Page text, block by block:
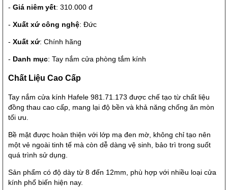
- Giá niêm yết: 310.000 đ
- Xuất xứ công nghệ: Đức
- Xuất xứ: Chính hãng
- Danh mục: Tay nắm cửa phòng tắm kính
Chất Liệu Cao Cấp
Tay nắm cửa kính Hafele 981.71.173 được chế tạo từ chất liệu
đồng thau cao cấp, mang lại độ bền và khả năng chống ăn mòn
tối ưu.
Bề mặt được hoàn thiện với lớp mạ đen mờ, không chỉ tạo nên
một vẻ ngoài tinh tế mà còn dễ dàng vệ sinh, bảo trì trong suốt
quá trình sử dụng.
Sản phẩm có độ dày từ 8 đến 12mm, phù hợp với nhiều loại cửa
kính phổ biến hiện nay.